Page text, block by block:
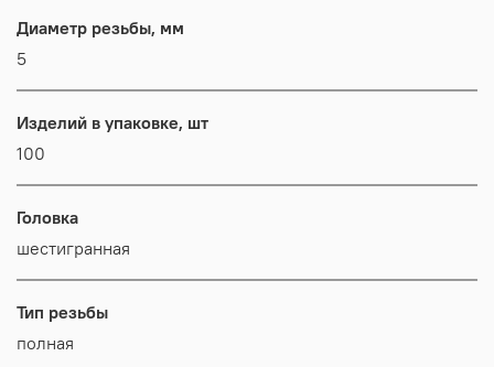
Диаметр резьбы, мм
5
Изделий в упаковке, шт
100
Головка
шестигранная
Тип резьбы
полная